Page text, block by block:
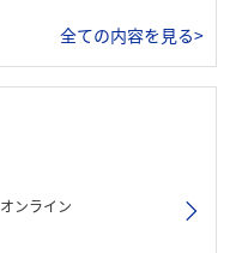
全ての内容を見る>
オンライン